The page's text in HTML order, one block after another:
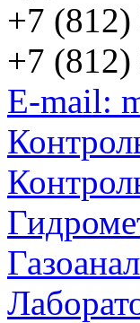
+7
+7 (812)
E-mail: